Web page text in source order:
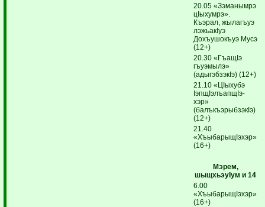
20.05 «Зэманымрэ
цIыхумрэ».
Къэрал, жылагъуэ
лэ­жьакIуэ
Дохъушокъуэ Мусэ
(12+)
20.30 «ГъащIэ
гъуэмылэ»
(адыгэб­зэкIэ) (12+)
21.10 «ЦIыхубэ
IэпщIэлъап­щIэ­
хэр»
(балъкъэрыбзэкIэ)
(12+)
21.40
«ХъыбарыщIэхэр»
(16+)
Мэрем,
шыщхьэуIум и 14
6.00
«ХъыбарыщIэхэр»
(16+)